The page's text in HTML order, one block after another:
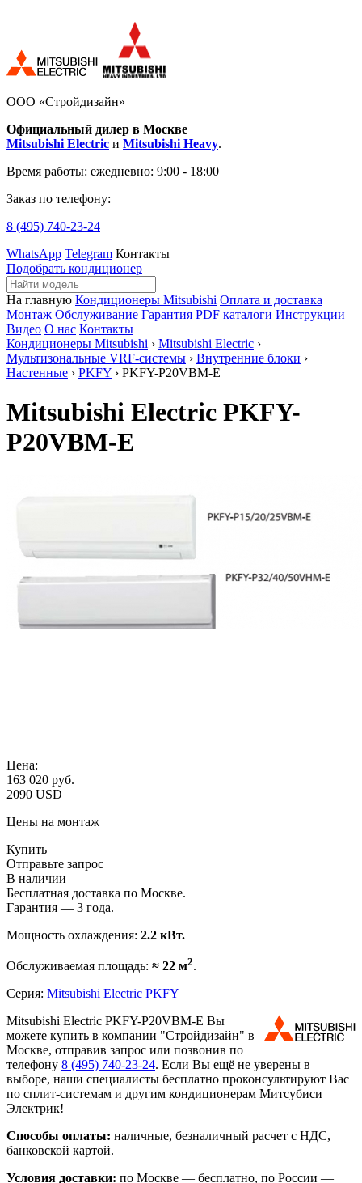
ООО «Стройдизайн»
Официальный дилер в Москве
Mitsubishi Electric и Mitsubishi Heavy.
Время работы: ежедневно: 9:00 - 18:00
Заказ по телефону:
8 (495) 740-23-24
WhatsApp Telegram Контакты
Подобрать кондиционер
На главную Кондиционеры Mitsubishi Оплата и доставка
Монтаж Обслуживание Гарантия PDF каталоги Инструкции
Видео О нас Контакты
Кондиционеры Mitsubishi › Mitsubishi Electric ›
Мультизональные VRF-системы › Внутренние блоки ›
Настенные › PKFY › PKFY-P20VBM-E
Mitsubishi Electric PKFY-
P20VBM-E
Цена:
163 020 руб.
2090 USD
Цены на монтаж
Купить
Отправьте запрос
В наличии
Бесплатная доставка по Москве.
Гарантия — 3 года.
Мощность охлаждения: 2.2 кВт.
Обслуживаемая площадь: ≈ 22 м2.
Серия: Mitsubishi Electric PKFY
Mitsubishi Electric PKFY-P20VBM-E Вы
можете купить в компании "Стройдизайн" в
Москве, отправив запрос или позвонив по
телефону 8 (495) 740-23-24. Если Вы ещё не уверены в
выборе, наши специалисты бесплатно проконсультируют Вас
по сплит-системам и другим кондиционерам Митсубиси
Электрик!
Способы оплаты: наличные, безналичный расчет с НДС,
банковской картой.
Условия доставки: по Москве — бесплатно, по России —